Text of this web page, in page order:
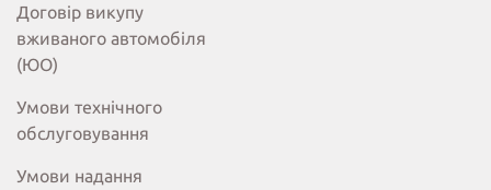
Договір викупу
вживаного автомобіля
(ЮО)
Умови технічного
обслуговування
Умови надання